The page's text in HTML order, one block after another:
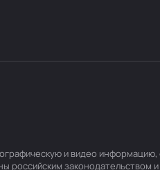
и видео
российским